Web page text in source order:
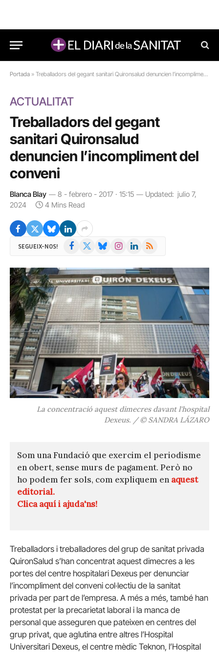
Portada » Treballadors del gegant sanitari Quironsalud denuncien l’incompliment del conveni
ACTUALITAT
Treballadors del gegant
sanitari Quironsalud
denuncien l’incompliment del
conveni
Blanca Blay 8 - febrero - 2017 · 15:15 Updated: julio 7,
2024
4 Mins Read
SEGUEIX-NOS! Facebook BlueskyInstagramLinkedIn
RSS
La concentració aquest dimecres davant l'hospital
Dexeus. / © SANDRA LÁZARO
Som una Fundació que exercim el periodisme
en obert, sense murs de pagament. Però no
ho podem fer sols, com expliquem en aquest
editorial.
Clica aquí i ajuda'ns!
Treballadors i treballadores del grup de sanitat privada
QuironSalud s’han concentrat aquest dimecres a les
portes del centre hospitalari Dexeus per denunciar
l’incompliment del conveni col·lectiu de la sanitat
privada per part de l’empresa. A més a més, també han
protestat per la precarietat laboral i la manca de
personal que asseguren que pateixen en centres del
grup privat, que aglutina entre altres l’Hospital
Universitari Dexeus, el centre mèdic Teknon, l’Hospital